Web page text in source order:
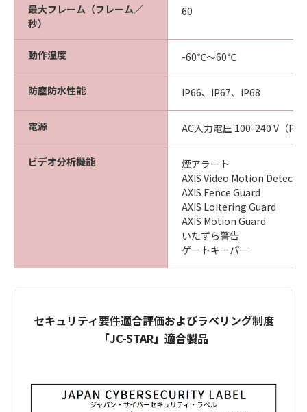
最大フレーム（フレーム／
秒）
60
動作温度 -60℃～60℃
防塵防水性能 IP66、IP67、IP68
電源 AC入力電圧 100-240 V（
ビデオ分析機能
煙アラート
AXIS Video Motion
AXIS Fence Guard
AXIS Loitering Guard
AXIS Motion Guard
いたずら警告
ゲートキーパー
セキュリティ要件適合評価およびラベリング制度
「JC-STAR」適合製品